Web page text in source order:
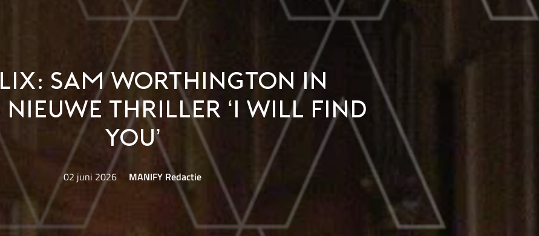
Sam Worthington in
nieuwe thriller ‘I Will Find
You’
02 juni 2026 MANIFY Redactie